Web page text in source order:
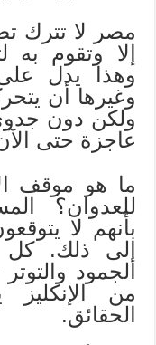
مصر لا تترك
إلا وتقوم به
وهذا يدل
وغيرها أن
ولكن دون
عاجزة حتى
ما هو موقف
للعدوان؟
بأنهم لا
إلى ذلك.
الجمود
من
الحقائق.